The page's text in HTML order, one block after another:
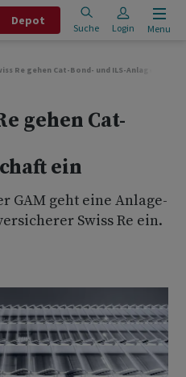
Depot
Suche Login Menu
Re gehen Cat-Bond- und ILS-
gehen Cat-
ein
GAM geht eine Anlage-
Swiss Re ein.